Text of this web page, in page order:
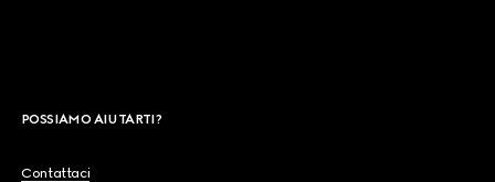
POSSIAMO AIUTARTI?
Contattaci